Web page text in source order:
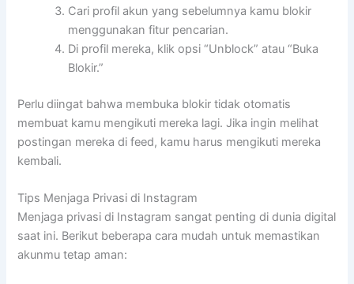
Cari profil akun yang sebelumnya kamu blokir
menggunakan fitur pencarian.
Di profil mereka, klik opsi “Unblock” atau “Buka
Blokir.”
Perlu diingat bahwa membuka blokir tidak otomatis
membuat kamu mengikuti mereka lagi. Jika ingin melihat
postingan mereka di feed, kamu harus mengikuti mereka
kembali.
Tips Menjaga Privasi di Instagram
Menjaga privasi di Instagram sangat penting di dunia digital
saat ini. Berikut beberapa cara mudah untuk memastikan
akunmu tetap aman: